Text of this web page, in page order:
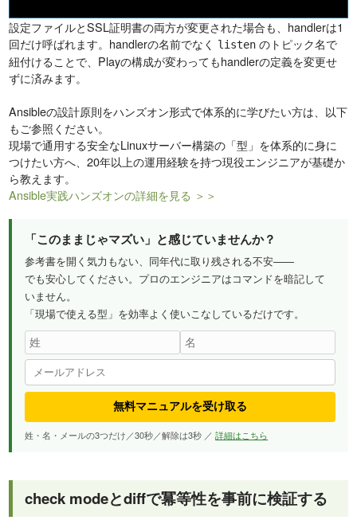
設定ファイルとSSL証明書の両方が変更された場合も、handlerは1
回だけ呼ばれます。handlerの名前でなく
listen のトピック名で
紐付けることで、Playの構成が変わってもhandlerの定義を変更せ
ずに済みます。
Ansibleの設計原則をハンズオン形式で体系的に学びたい方は、以下
もご参照ください。
現場で通用する安全なLinuxサーバー構築の「型」を体系的に身に
つけたい方へ、20年以上の運用経験を持つ現役エンジニアが基礎か
ら教えます。
Ansible実践ハンズオンの詳細を見る ＞＞
「このままじゃマズい」と感じていませんか？
参考書を開く気力もない、同年代に取り残される不安——
でも安心してください。プロのエンジニアはコマンドを暗記して
いません。
「現場で使える型」を効率よく使いこなしているだけです。
無料マニュアルを受け取る
姓・名・メールの3つだけ／30秒／解除は3秒 ／詳細はこちら
check modeとdiffで冪等性を事前に検証する